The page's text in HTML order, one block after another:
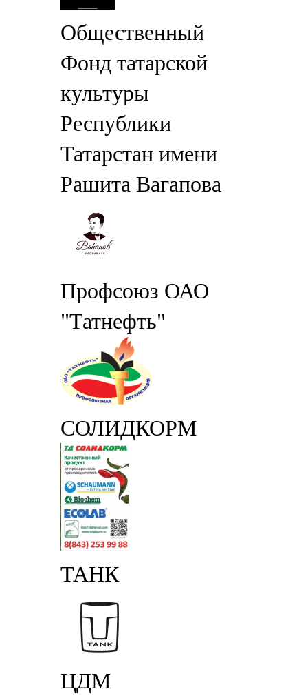
Общественный
Фонд татарской
культуры
Республики
Татарстан имени
Рашита Вагапова
Профсоюз ОАО
"Татнефть"
СОЛИДКОРМ
ТАНК
ЦДМ